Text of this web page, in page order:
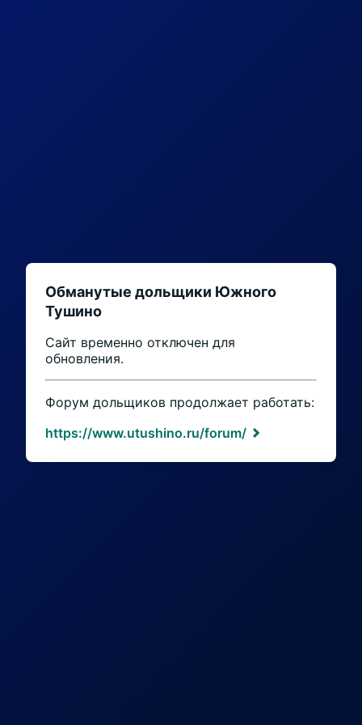
Обманутые дольщики Южного
Тушино
Сайт временно отключен для
обновления.
Форум дольщиков продолжает работать:
https://www.utushino.ru/forum/